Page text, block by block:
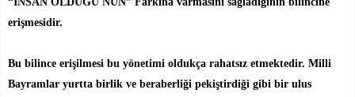
erişmesidir.
Bu bilince erişilmesi bu yönetimi oldukça rahatsız etmektedir. Milli
Bayramlar yurtta birlik ve beraberliği pekiştirdiği gibi bir ulus